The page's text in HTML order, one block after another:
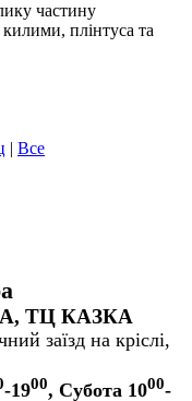
частину
плінтуса та
| Все
2А, ТЦ КАЗКА
заїзд на кріслі,
-1900, Субота 1000-